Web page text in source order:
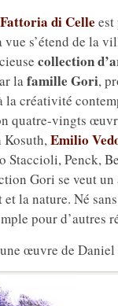
di Celle
s’étend de la
collection
lafamille Gori,
créativité
quatre-vingts
Kosuth,Emilio
Staccioli, Penck,
Gori se veut
la nature. Né
pour d’autres
œuvre de